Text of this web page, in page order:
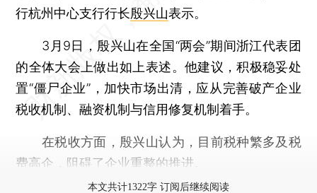
行杭州中心支行行长殷兴山表示。
3月9日，殷兴山在全国“两会”期间浙江代表团
的全体大会上做出如上表述。他建议，积极稳妥处
置“僵尸企业”，加快市场出清，应从完善破产企业
税收机制、融资机制与信用修复机制着手。
在税收方面，殷兴山认为，目前税种繁多及税
费高企，阻碍了企业重整的推进。
本文共计1322字 订阅后继续阅读